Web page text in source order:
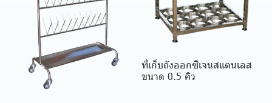
ที่เก็บถังออกซิเจนสแตนเลส
ขนาด 0.5 คิว